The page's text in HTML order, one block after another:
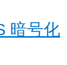
暗号化